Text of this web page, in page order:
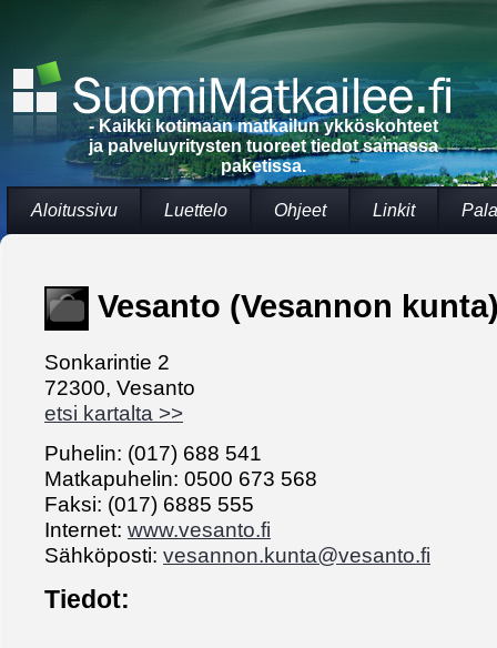
- Kaikki kotimaan matkailun ykköskohteet
ja palveluyritysten tuoreet tiedot samassa
paketissa.
Aloitussivu Luettelo Ohjeet Linkit
Vesanto (Vesannon
Sonkarintie 2
72300, Vesanto
etsi kartalta >>
Puhelin: (017) 688 541
Matkapuhelin: 0500 673 568
Faksi: (017) 6885 555
Internet: www.vesanto.fi
Sähköposti: vesannon.kunta@vesanto.fi
Tiedot: